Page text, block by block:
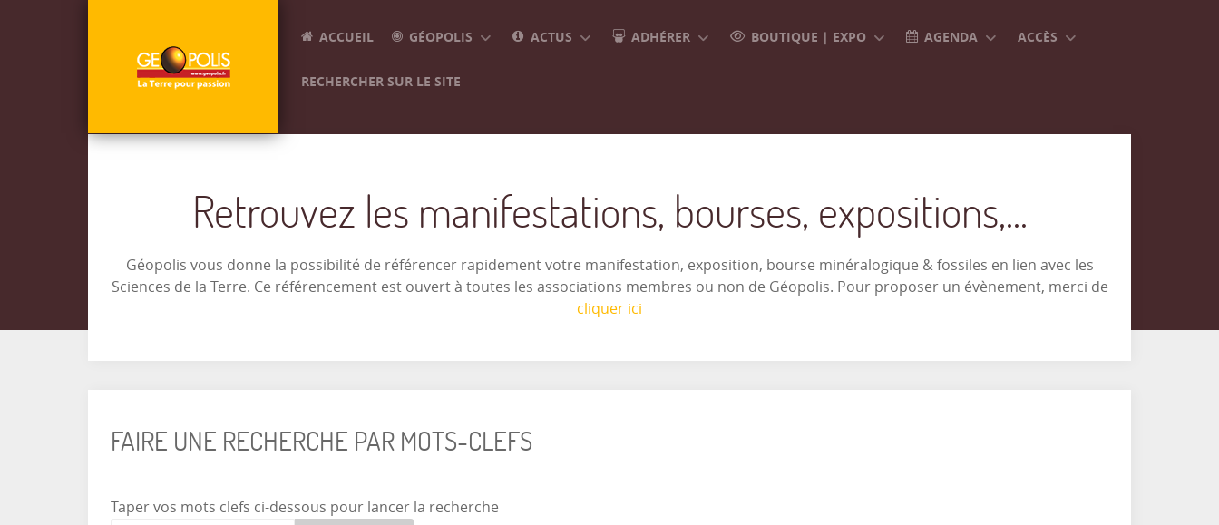
ACCUEIL GÉOPOLIS ACTUS ADHÉRER BOUTIQUE | EXPO AGENDA ACCÈS
RECHERCHER SUR LE SITE
Retrouvez les manifestations, bourses, expositions,...
Géopolis vous donne la possibilité de référencer rapidement votre manifestation, exposition, bourse minéralogique & fossiles en lien avec les
Sciences de la Terre. Ce référencement est ouvert à toutes les associations membres ou non de Géopolis. Pour proposer un évènement, merci de
cliquer ici
FAIRE UNE RECHERCHE PAR MOTS-CLEFS
Taper vos mots clefs ci-dessous pour lancer la recherche